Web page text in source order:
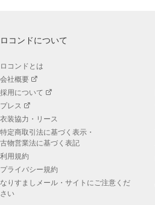
ロコンドについて
ロコンドとは
会社概要
採用について
プレス
衣装協力・リース
特定商取引法に基づく表示・
古物営業法に基づく表記
利用規約
プライバシー規約
なりすましメール・サイトにご注意くだ
さい